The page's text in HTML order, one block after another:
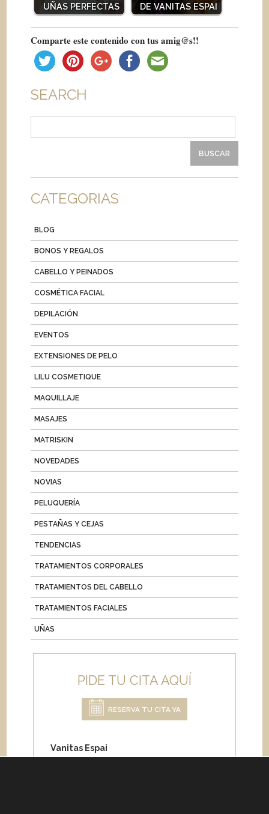
UÑAS PERFECTAS
DE VANITAS ESPAI
Comparte este contenido con tus amig@s!!
SEARCH
CATEGORIAS
BLOG
BONOS Y REGALOS
CABELLO Y PEINADOS
COSMÉTICA FACIAL
DEPILACIÓN
EVENTOS
EXTENSIONES DE PELO
LILU COSMETIQUE
MAQUILLAJE
MASAJES
MATRISKIN
NOVEDADES
NOVIAS
PELUQUERÍA
PESTAÑAS Y CEJAS
TENDENCIAS
TRATAMIENTOS CORPORALES
TRATAMIENTOS DEL CABELLO
TRATAMIENTOS FACIALES
UÑAS
PIDE TU CITA AQUÍ
RESERVA TU CITA YA
Vanitas Espai
Carrer de Paris 204